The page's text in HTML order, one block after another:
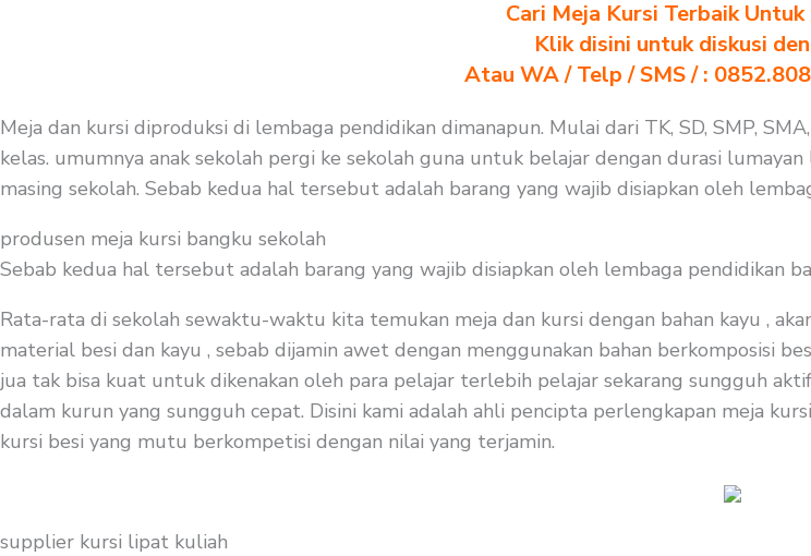
Cari Meja Kursi Terbaik
Klik disini untuk diskusi
Atau WA / Telp / SMS / :
Meja dan kursi diproduksi di lembaga pendidikan dimanapun. Mulai dari TK, SD, SMP,
kelas. umumnya anak sekolah pergi ke sekolah guna untuk belajar dengan durasi
masing sekolah. Sebab kedua hal tersebut adalah barang yang wajib disiapkan oleh
produsen meja kursi bangku sekolah
Sebab kedua hal tersebut adalah barang yang wajib disiapkan oleh lembaga pendidikan
Rata-rata di sekolah sewaktu-waktu kita temukan meja dan kursi dengan bahan kayu ,
material besi dan kayu , sebab dijamin awet dengan menggunakan bahan berkomposisi
jua tak bisa kuat untuk dikenakan oleh para pelajar terlebih pelajar sekarang sungguh
dalam kurun yang sungguh cepat. Disini kami adalah ahli pencipta perlengkapan meja
kursi besi yang mutu berkompetisi dengan nilai yang terjamin.
supplier kursi lipat kuliah